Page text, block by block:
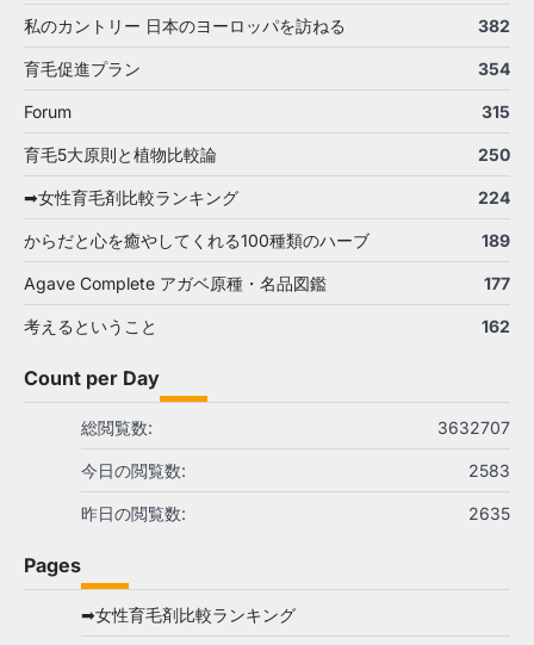
私のカントリー 日本のヨーロッパを訪ねる 382
育毛促進プラン 354
Forum 315
育毛5大原則と植物比較論 250
➡女性育毛剤比較ランキング 224
からだと心を癒やしてくれる100種類のハーブ 189
Agave Complete アガベ原種・名品図鑑 177
考えるということ 162
Count per Day
3632707
総閲覧数:
2583
今日の閲覧数:
2635
昨日の閲覧数:
Pages
➡女性育毛剤比較ランキング